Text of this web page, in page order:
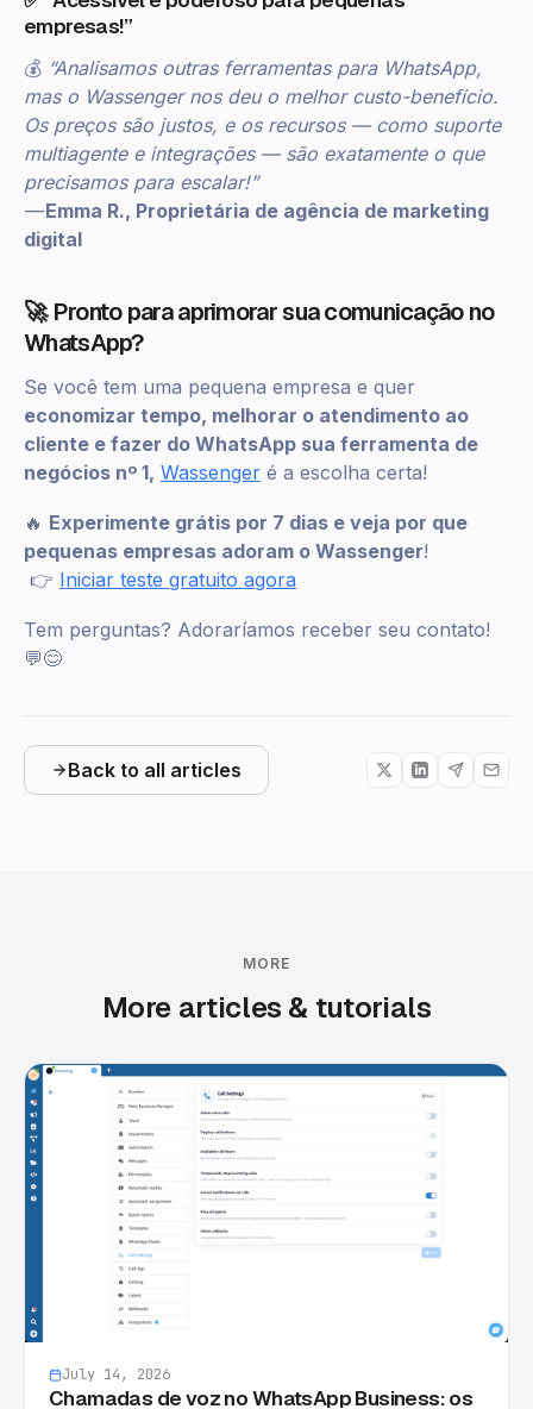
empresas!”
💰 “Analisamos outras ferramentas para WhatsApp,
mas o Wassenger nos deu o melhor custo-benefício.
Os preços são justos, e os recursos — como suporte
multiagente e integrações — são exatamente o que
precisamos para escalar!”
—Emma R., Proprietária de agência de marketing
digital
🚀 Pronto para aprimorar sua comunicação no
WhatsApp?
Se você tem uma pequena empresa e quer
economizar tempo, melhorar o atendimento ao
cliente e fazer do WhatsApp sua ferramenta de
negócios nº 1, Wassenger é a escolha certa!
🔥 Experimente grátis por 7 dias e veja por que
pequenas empresas adoram o Wassenger!
👉 Iniciar teste gratuito agora
Tem perguntas? Adoraríamos receber seu contato!
💬😊
Back to all articles
MORE
More articles & tutorials
July 14, 2026
Chamadas de voz no WhatsApp Business: os